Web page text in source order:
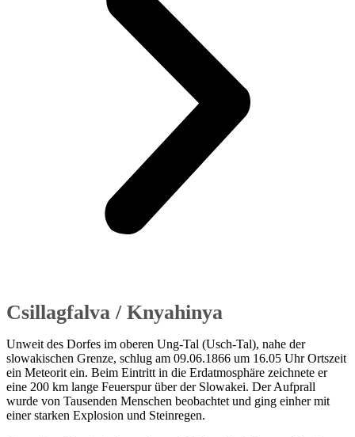
Csillagfalva / Knyahinya
Unweit des Dorfes im oberen Ung-Tal (Usch-Tal), nahe der
slowakischen Grenze, schlug am 09.06.1866 um 16.05 Uhr Ortszeit
ein Meteorit ein. Beim Eintritt in die Erdatmosphäre zeichnete er
eine 200 km lange Feuerspur über der Slowakei. Der Aufprall
wurde von Tausenden Menschen beobachtet und ging einher mit
einer starken Explosion und Steinregen.